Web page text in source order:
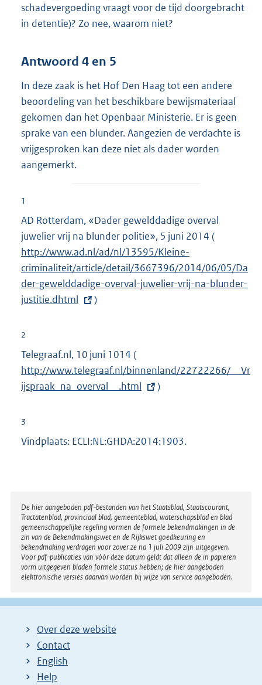
schadevergoeding vraagt voor de tijd doorgebracht
in detentie)? Zo nee, waarom niet?
Antwoord 4 en 5
In deze zaak is het Hof Den Haag tot een andere
beoordeling van het beschikbare bewijsmateriaal
gekomen dan het Openbaar Ministerie. Er is geen
sprake van een blunder. Aangezien de verdachte is
vrijgesproken kan deze niet als dader worden
aangemerkt.
1
AD Rotterdam, «Dader gewelddadige overval
juwelier vrij na blunder politie», 5 juni 2014 (
t
e
n
http://www.ad.nl/ad/nl/13595/Kleine-
criminaliteit/article/detail/3667396/2014/06/05/Da
der-gewelddadige-overval-juwelier-vrij-na-blunder-
justitie.dhtml
)
2
Telegraaf.nl, 10 juni 1014 (
x
t
k
:
http://www.telegraaf.nl/binnenland/22722266/__Vr
ijspraak_na_overval__.html
)
3
Vindplaats: ECLI:NL:GHDA:2014:1903.
Disclaimer
De hier aangeboden pdf-bestanden van het Staatsblad, Staatscourant,
Tractatenblad, provinciaal blad, gemeenteblad, waterschapsblad en blad
gemeenschappelijke regeling vormen de formele bekendmakingen in de
zin van de Bekendmakingswet en de Rijkswet goedkeuring en
bekendmaking verdragen voor zover ze na 1 juli 2009 zijn uitgegeven.
Voor pdf-publicaties van vóór deze datum geldt dat alleen de in papieren
vorm uitgegeven bladen formele status hebben; de hier aangeboden
elektronische versies daarvan worden bij wijze van service aangeboden.
Over deze website
Contact
English
Help